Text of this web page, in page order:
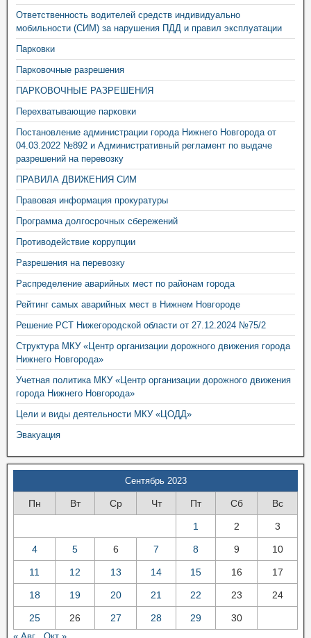
Ответственность водителей средств индивидуально
мобильности (СИМ) за нарушения ПДД и правил эксплуатации
Парковки
Парковочные разрешения
ПАРКОВОЧНЫЕ РАЗРЕШЕНИЯ
Перехватывающие парковки
Постановление администрации города Нижнего Новгорода от
04.03.2022 №892 и Административный регламент по выдаче
разрешений на перевозку
ПРАВИЛА ДВИЖЕНИЯ СИМ
Правовая информация прокуратуры
Программа долгосрочных сбережений
Противодействие коррупции
Разрешения на перевозку
Распределение аварийных мест по районам города
Рейтинг самых аварийных мест в Нижнем Новгороде
Решение РСТ Нижегородской области от 27.12.2024 №75/2
Структура МКУ «Центр организации дорожного движения города
Нижнего Новгорода»
Учетная политика МКУ «Центр организации дорожного движения
города Нижнего Новгорода»
Цели и виды деятельности МКУ «ЦОДД»
Эвакуация
Сентябрь 2023
Пн Вт Ср Чт Пт Сб Вс
1 2 3
4 5 6 7 8 9 10
11 12 13 14 15 16 17
18 19 20 21 22 23 24
25 26 27 28 29 30